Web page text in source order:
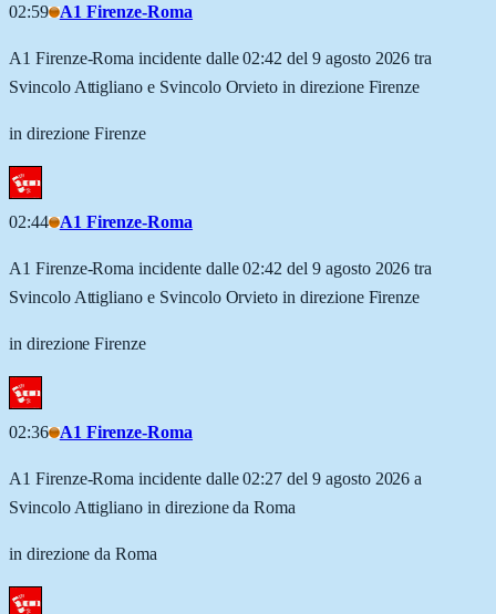
02:59 A1 Firenze-Roma
A1 Firenze-Roma incidente dalle 02:42 del 9 agosto 2026 tra
Svincolo Attigliano e Svincolo Orvieto in direzione Firenze
in direzione Firenze
02:44 A1 Firenze-Roma
A1 Firenze-Roma incidente dalle 02:42 del 9 agosto 2026 tra
Svincolo Attigliano e Svincolo Orvieto in direzione Firenze
in direzione Firenze
02:36 A1 Firenze-Roma
A1 Firenze-Roma incidente dalle 02:27 del 9 agosto 2026 a
Svincolo Attigliano in direzione da Roma
in direzione da Roma